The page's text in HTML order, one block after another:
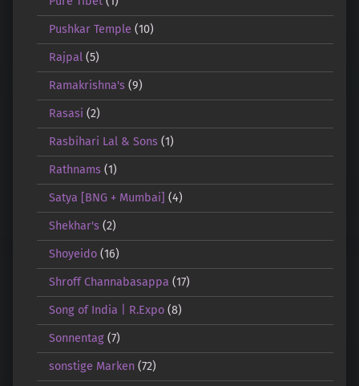
Pushkar Temple (10)
Rajpal(5)
Ramakrishna's(9)
Rasasi (2)
Rasbihari Lal & Sons(1)
Rathnams(1)
Satya [BNG + Mumbai] (4)
Shekhar's(2)
Shoyeido(16)
Shroff Channabasappa (17)
Song of India | R.Expo(8)
Sonnentag(7)
sonstige Marken(72)